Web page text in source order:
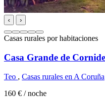
‹ ›
Casas rurales por habitaciones
Casa Grande de Cornide
Teo , Casas rurales en A Coruña
160 € / noche